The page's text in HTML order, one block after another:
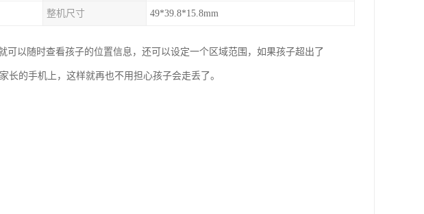
整机尺寸 49*39.8*15.8mm
可以随时查看孩子的位置信息，还可以设定一个区域范围，如果孩子超出了
的手机上，这样就再也不用担心孩子会走丢了。